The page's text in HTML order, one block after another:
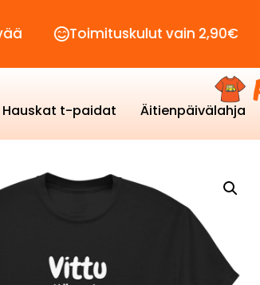
Toimituskulut vain 2,90€
Hauskat t-paidat Äitienpäivälahja